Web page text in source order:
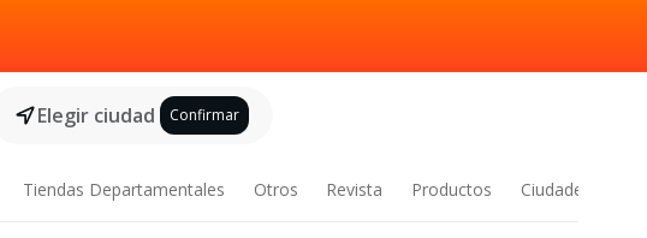
Elegir ciudad Confirmar
Tiendas Departamentales Otros Revista Productos Ciudades